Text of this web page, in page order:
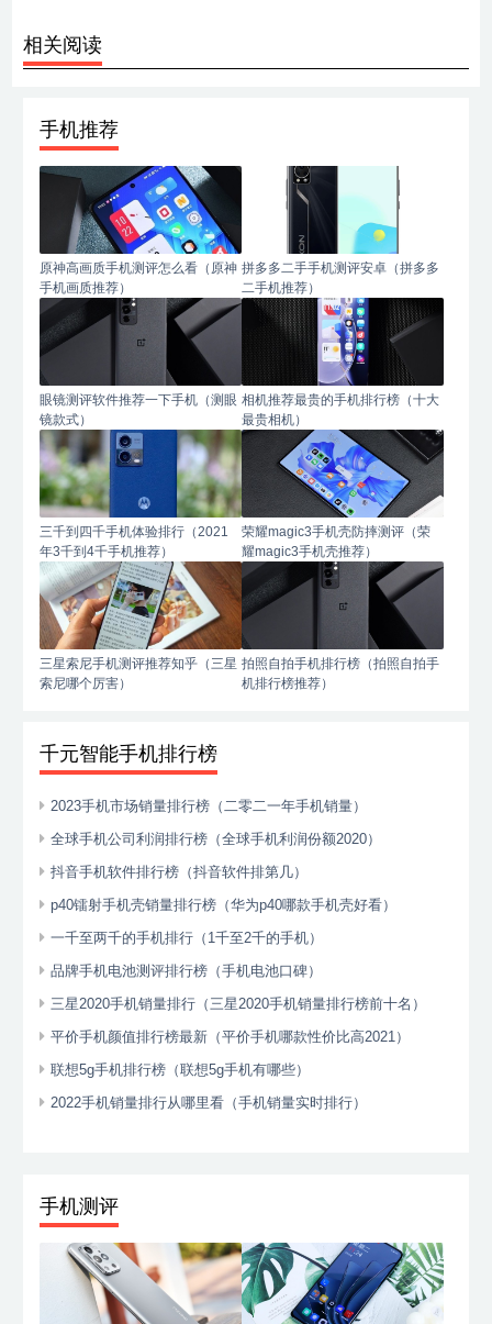
相关阅读
手机推荐
原神高画质手机测评怎么看（原神
手机画质推荐）
拼多多二手手机测评安卓（拼多多
二手机推荐）
眼镜测评软件推荐一下手机（测眼
镜款式）
相机推荐最贵的手机排行榜（十大
最贵相机）
三千到四千手机体验排行（2021
年3千到4千手机推荐）
荣耀magic3手机壳防摔测评（荣
耀magic3手机壳推荐）
三星索尼手机测评推荐知乎（三星
索尼哪个厉害）
拍照自拍手机排行榜（拍照自拍手
机排行榜推荐）
千元智能手机排行榜
2023手机市场销量排行榜（二零二一年手机销量）
全球手机公司利润排行榜（全球手机利润份额2020）
抖音手机软件排行榜（抖音软件排第几）
p40镭射手机壳销量排行榜（华为p40哪款手机壳好看）
一千至两千的手机排行（1千至2千的手机）
品牌手机电池测评排行榜（手机电池口碑）
三星2020手机销量排行（三星2020手机销量排行榜前十名）
平价手机颜值排行榜最新（平价手机哪款性价比高2021）
联想5g手机排行榜（联想5g手机有哪些）
2022手机销量排行从哪里看（手机销量实时排行）
手机测评